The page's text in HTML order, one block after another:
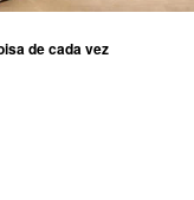
de cada vez